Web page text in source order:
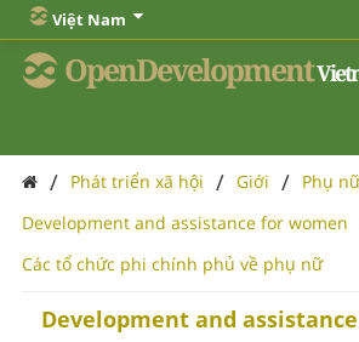
Việt Nam
OpenDevelopment
/ Phát triển xã hội / Giới / Phụ nữ
Development and assistance for women
Các tổ chức phi chính phủ về phụ nữ
Development and